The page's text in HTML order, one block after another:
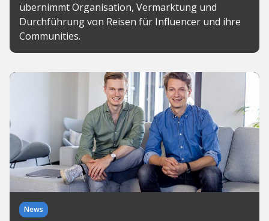
übernimmt Organisation, Vermarktung und
Durchführung von Reisen für Influencer und ihre
Communities.
News